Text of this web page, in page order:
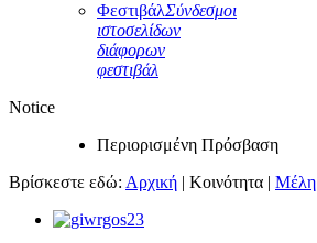
ΦεστιβάλΣύνδεσμοι
ιστοσελίδων
διάφορων
φεστιβάλ
Notice
Περιορισμένη Πρόσβαση
Βρίσκεστε εδώ: Αρχική | Κοινότητα | Μέλη